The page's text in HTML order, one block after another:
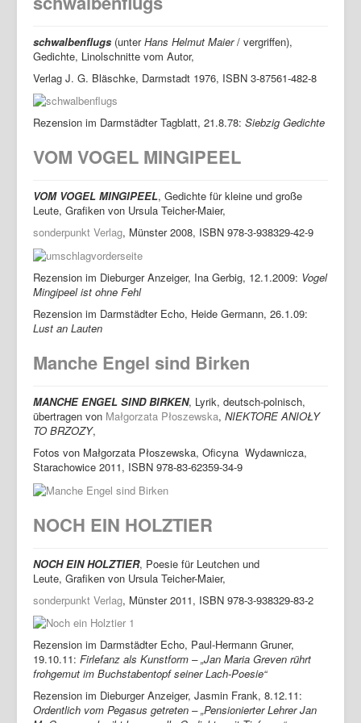
Jan Maria Greven
Startseite
Bücher
Texte
Reiseartikel
Visuelles
Vita
Lesungen/Ausstellungen
schwalbenflugs (unterHans Helmut Maier/ vergriffen),
Gedichte, Linolschnitte vom Autor,
Verlag J. G. Bläschke, Darmstadt 1976, ISBN 3-87561-482-8
Rezension im Darmstädter Tagblatt, 21.8.78: Siebzig Gedichte
VOM VOGEL MINGIPEEL
VOM VOGEL MINGIPEEL, Gedichte für kleine und große
Leute, Grafiken von Ursula Teicher-Maier,
sonderpunkt Verlag, Münster 2008, ISBN 978-3-938329-42-9
Rezension im Dieburger Anzeiger, Ina Gerbig, 12.1.2009: Vogel
Mingipeel ist ohne Fehl
Rezension im Darmstädter Echo, Heide Germann, 26.1.09:
Lust an Lauten
Manche Engel sind Birken
MANCHE ENGEL SIND BIRKEN, Lyrik, deutsch-polnisch,
übertragen von Małgorzata Płoszewska, NIEKTORE ANIOŁY
TO BRZOZY,
Fotos von Małgorzata Płoszewska, Oficyna Wydawnicza,
Starachowice 2011, ISBN 978-83-62359-34-9
NOCH EIN HOLZTIER
NOCH EIN HOLZTIER, Poesie für Leutchen und
Leute, Grafiken von Ursula Teicher-Maier,
sonderpunkt Verlag, Münster 2011, ISBN 978-3-938329-83-2
Rezension im Darmstädter Echo, Paul-Hermann Gruner,
19.10.11: Firlefanz als Kunstform – „Jan Maria Greven rührt
frohgemut im Buchstabentopf seiner Lach-Poesie“
Rezension im Dieburger Anzeiger, Jasmin Frank, 8.12.11:
Ordentlich vom Pegasus getreten – „Pensionierter Lehrer Jan